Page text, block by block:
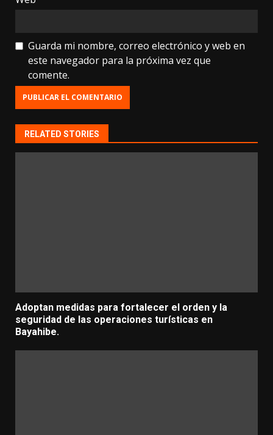
Guarda mi nombre, correo electrónico y web en
este navegador para la próxima vez que
comente.
RELATED STORIES
Adoptan medidas para fortalecer el orden y la
seguridad de las operaciones turísticas en
Bayahibe.